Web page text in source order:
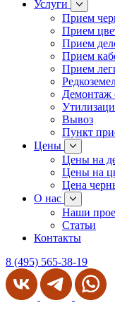
Услуги
Прием
Прием
Прием
Прием
Прием
Демонтаж
Вывоз
Пункт
Цены
Цены на
Цены на
Цена
О нас
Наши
Статьи
Контакты
8 (495) 565-38-19